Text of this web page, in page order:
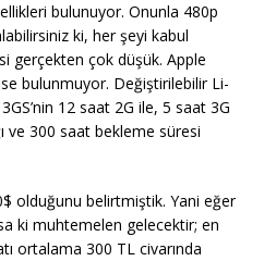
bulunuyor. Onunla 480p
ki, her şeyi kabul
gerçekten çok düşük. Apple
bulunmuyor. Değiştirilebilir Li-
12 saat 2G ile, 5 saat 3G
ve 300 saat bekleme süresi
olduğunu belirtmiştik. Yani eğer
ki muhtemelen gelecektir; en
ortalama 300 TL civarında